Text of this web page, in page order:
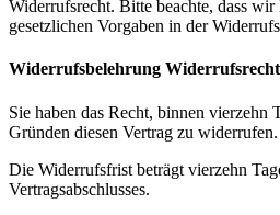
Widerrufsrecht. Bitte beachte, dass
gesetzlichen Vorgaben in der
Widerrufsbelehrung Widerrufsrecht
Sie haben das Recht, binnen vierzehn
Gründen diesen Vertrag zu widerrufen.
Die Widerrufsfrist beträgt vierzehn
Vertragsabschlusses.